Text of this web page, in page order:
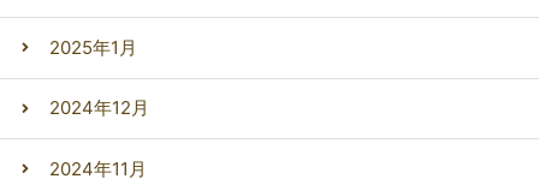
2025年1月
2024年12月
2024年11月